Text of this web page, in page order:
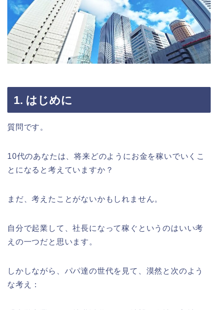
1. はじめに
質問です。
10代のあなたは、将来どのようにお金を稼いでいくこ
とになると考えていますか？
まだ、考えたことがないかもしれません。
自分で起業して、社長になって稼ぐというのはいい考
えの一つだと思います。
しかしながら、パパ達の世代を見て、漠然と次のよう
な考え：